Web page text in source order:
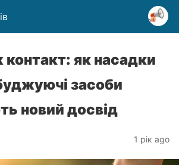
контакт: як насадки
засоби
новий досвід
1 рік ago